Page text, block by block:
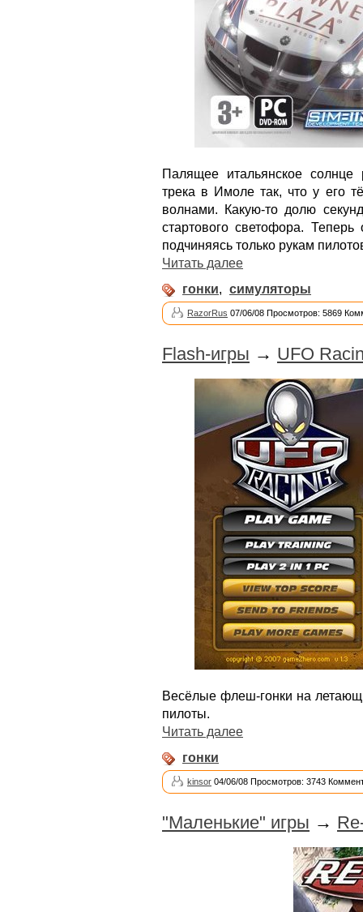
Палящее итальянское
трека в Имоле так, что у его
волнами. Какую-то долю
стартового светофора.
подчиняясь только рукам
Читать далее
гонки, симуляторы
RazorRus 07/06/08 Просмотров: 5869
Flash-игры → UFO
Весёлые флеш-гонки на
пилоты.
Читать далее
гонки
kinsor 04/06/08 Просмотров: 3743
"Маленькие" игры →